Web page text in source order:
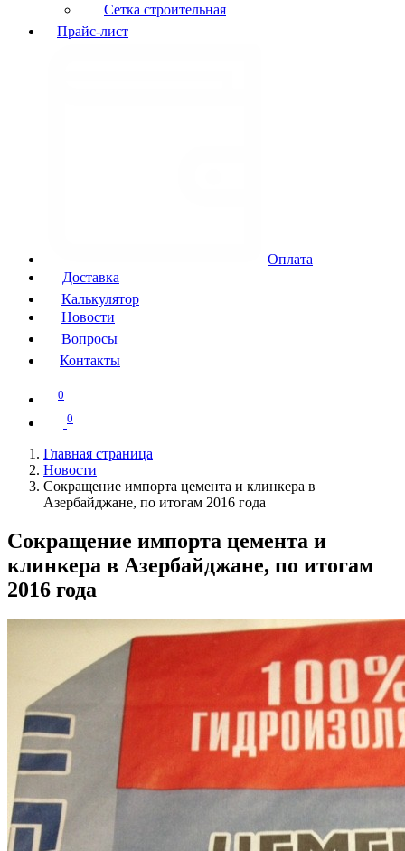
Сетка строительная
Прайс-лист
Оплата
Доставка
Калькулятор
Новости
Вопросы
Контакты
0
0
Главная страница
Новости
Сокращение импорта цемента и клинкера в
Азербайджане, по итогам 2016 года
Сокращение импорта цемента и
клинкера в Азербайджане, по итогам
2016 года